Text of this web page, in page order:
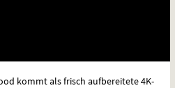
kommt als frisch aufbereitete 4K-